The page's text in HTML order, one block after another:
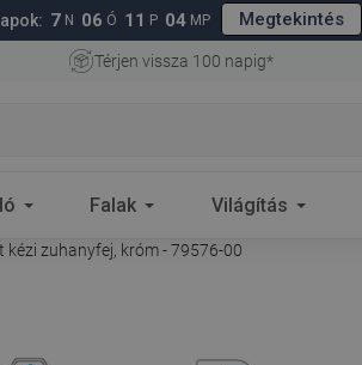
7 N 06 Ó 11 P 03 MP Megtekintés
Térjen vissza 100 napig*
Falak Világítás
kézi zuhanyfej, króm - 79576-00